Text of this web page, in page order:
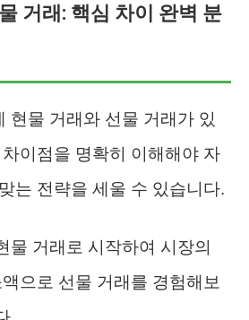
거래: 핵심 차이 완벽 분
현물 거래와 선물 거래가 있
이점을 명확히 이해해야 자
는 전략을 세울 수 있습니다.
물 거래로 시작하여 시장의
으로 선물 거래를 경험해보